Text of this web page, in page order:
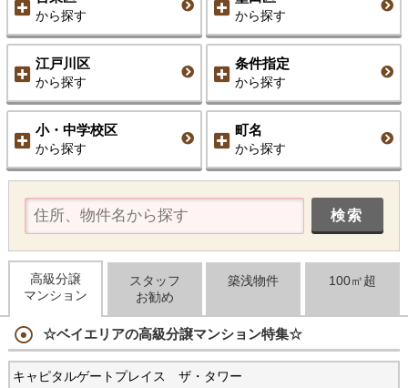
から探す から探す
江戸川区
から探す
条件指定
から探す
小・中学校区
から探す
町名
から探す
高級分譲
マンション
スタッフ
お勧め
築浅物件 100㎡超
☆ベイエリアの高級分譲マンション特集☆
キャピタルゲートプレイス ザ・タワー